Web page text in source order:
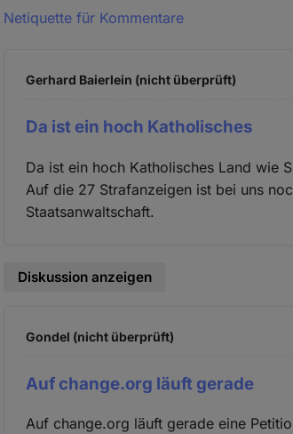
Netiquette für Kommentare
Gerhard Baierlein (nicht überprüft)
Da ist ein hoch Katholisches
Da ist ein hoch Katholisches Land wie
Auf die 27 Strafanzeigen ist bei uns
Staatsanwaltschaft.
Diskussion anzeigen
Gondel (nicht überprüft)
Auf change.org läuft gerade
Auf change.org läuft gerade eine